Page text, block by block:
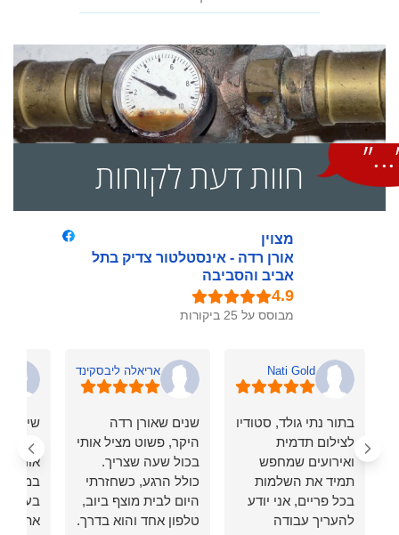
חוות דעת לקוחות
מצוין
אורן רדה - אינסטלטור צדיק בתל
אביב והסביבה
מבוסס על 25 ביקורות
Nati Gold
בתור נתי גולד, סטודיו
לצילום תדמית
ואירועים שמחפש
תמיד את השלמות
בכל פריים, אני יודע
להעריך עבודה
אריאלה ליבסקינד
שנים שאורן רדה
היקר, פשוט מציל אותי
בכול שעה שצריך.
כולל הרגע, כשחזרתי
היום לבית מוצף ביוב,
טלפון אחד והוא בדרך.
שירות
אורן
בעיה
את זה